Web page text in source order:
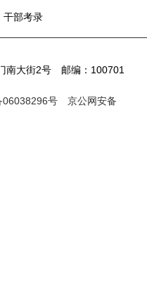
干部考录
南大街2号 邮编：100701
06038296号
京公网安备